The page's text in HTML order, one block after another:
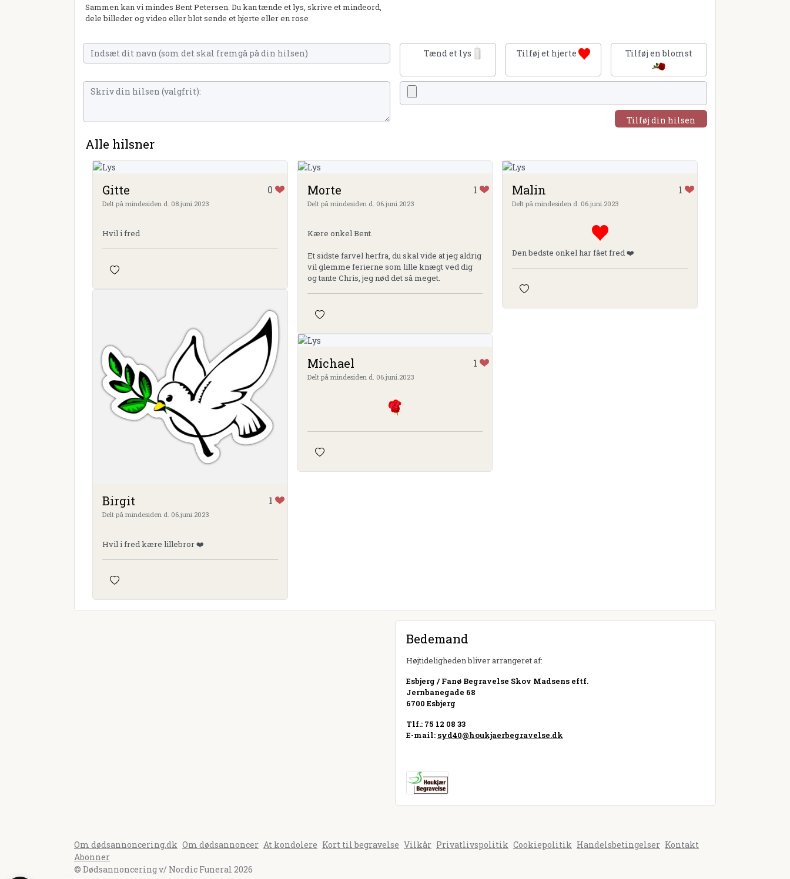
Sammen kan vi mindes Bent Petersen. Du kan tænde et lys, skrive et mindeord,
dele billeder og video eller blot sende et hjerte eller en rose
Tænd et lys Tilføj et hjerte Tilføj en blomst
Tilføj din hilsen
Alle hilsner
Gitte 0
Delt på mindesiden d. 08.juni.2023
Hvil i fred
Birgit 1
Delt på mindesiden d. 06.juni.2023
Hvil i fred kære lillebror ❤️
Morte 1
Delt på mindesiden d. 06.juni.2023
Kære onkel Bent.
Et sidste farvel herfra, du skal vide at jeg aldrig
vil glemme ferierne som lille knægt ved dig
og tante Chris, jeg nød det så meget.
Michael 1
Delt på mindesiden d. 06.juni.2023
Malin 1
Delt på mindesiden d. 06.juni.2023
Den bedste onkel har fået fred ❤️
Bedemand
Højtideligheden bliver arrangeret af:
Esbjerg / Fanø Begravelse Skov Madsens eftf.
Jernbanegade 68
6700 Esbjerg
Tlf.: 75 12 08 33
E-mail: syd40@houkjaerbegravelse.dk
Om dødsannoncering.dk Om dødsannoncer At kondolere Kort til begravelse Vilkår Privatlivspolitik Cookiepolitik Handelsbetingelser Kontakt
Abonner
© Dødsannoncering v/ Nordic Funeral 2026